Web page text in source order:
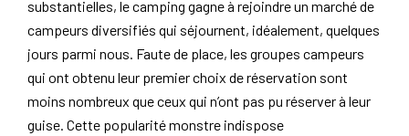
substantielles, le camping gagne à rejoindre un marché de
campeurs diversifiés qui séjournent, idéalement, quelques
jours parmi nous. Faute de place, les groupes campeurs
qui ont obtenu leur premier choix de réservation sont
moins nombreux que ceux qui n’ont pas pu réserver à leur
guise. Cette popularité monstre indispose